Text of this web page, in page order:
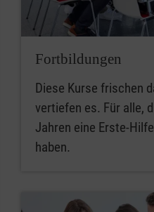
Fortbildungen
Diese Kurse frischen
vertiefen es. Für alle,
Jahren eine Erste-
haben.